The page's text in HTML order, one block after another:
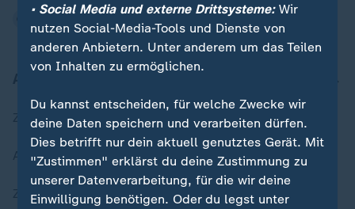
Zuletzt veröffentlicht
Aktuelle Sendungs-Videos
ZDFheute Stories
• Social Media und externe Drittsysteme:Wir
nutzen Social-Media-Tools und Dienste von
anderen Anbietern. Unter anderem um das Teilen
von Inhalten zu ermöglichen.
Du kannst entscheiden, für welche Zwecke wir
deine Daten speichern und verarbeiten dürfen.
Dies betrifft nur dein aktuell genutztes Gerät. Mit
"Zustimmen" erklärst du deine Zustimmung zu
unserer Datenverarbeitung, für die wir deine
Einwilligung benötigen. Oder du legst unter